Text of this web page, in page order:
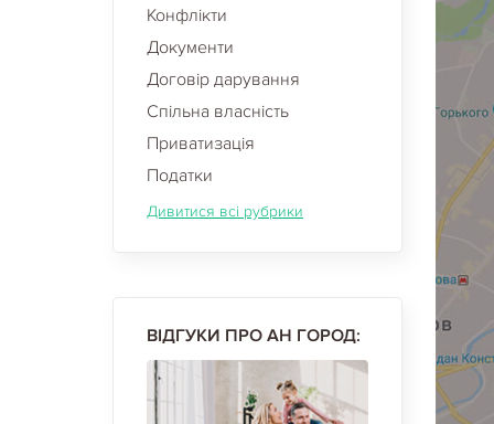
Конфлікти
Документи
Договір дарування
Спільна власність
Приватизація
Податки
Дивитися всі рубрики
ВІДГУКИ ПРО АН ГОРОД: